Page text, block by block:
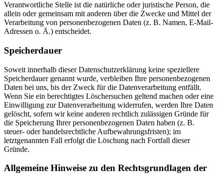
Verantwortliche Stelle ist die natürliche oder juristische Person, die
allein oder gemeinsam mit anderen über die Zwecke und Mittel der
Verarbeitung von personenbezogenen Daten (z. B. Namen, E-Mail-
Adressen o. Ä.) entscheidet.
Speicherdauer
Soweit innerhalb dieser Datenschutzerklärung keine speziellere
Speicherdauer genannt wurde, verbleiben Ihre personenbezogenen
Daten bei uns, bis der Zweck für die Datenverarbeitung entfällt.
Wenn Sie ein berechtigtes Löschersuchen geltend machen oder eine
Einwilligung zur Datenverarbeitung widerrufen, werden Ihre Daten
gelöscht, sofern wir keine anderen rechtlich zulässigen Gründe für
die Speicherung Ihrer personenbezogenen Daten haben (z. B.
steuer- oder handelsrechtliche Aufbewahrungsfristen); im
letztgenannten Fall erfolgt die Löschung nach Fortfall dieser
Gründe.
Allgemeine Hinweise zu den Rechtsgrundlagen der